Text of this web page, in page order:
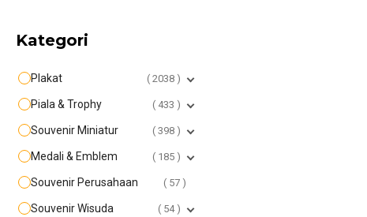
Kategori
Plakat 2038
Piala & Trophy 433
Souvenir Miniatur 398
Medali & Emblem 185
Souvenir Perusahaan 57
Souvenir Wisuda 54